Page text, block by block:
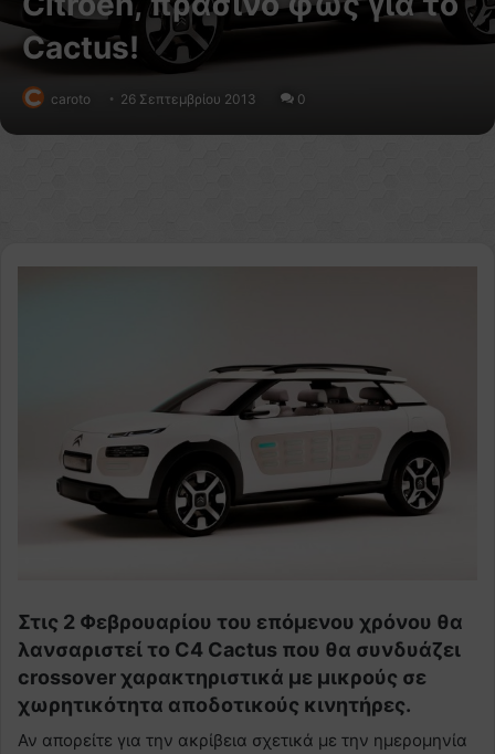
Cactus!
caroto 26 Σεπτεμβρίου 2013 0
Στις 2 Φεβρουαρίου του επόμενου χρόνου θα
λανσαριστεί το C4 Cactus που θα συνδυάζει
crossover χαρακτηριστικά με μικρούς σε
χωρητικότητα αποδοτικούς κινητήρες.
Αν απορείτε για την ακρίβεια σχετικά με την ημερομηνία